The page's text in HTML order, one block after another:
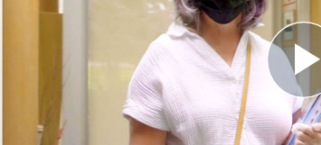
O que é a Grandeza?